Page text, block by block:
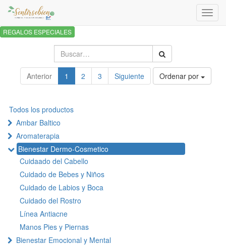
REGALOS ESPECIALES
Anterior 1 2 3 Siguiente Ordenar por
Todos los productos
Ambar Baltico
Aromaterapia
Bienestar Dermo-Cosmetico
Cuidaado del Cabello
Cuidado de Bebes y Niños
Cuidado de Labios y Boca
Cuidado del Rostro
Línea Antiacne
Manos Pies y Piernas
Bienestar Emocional y Mental